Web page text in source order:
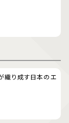
織り成す日本のエ